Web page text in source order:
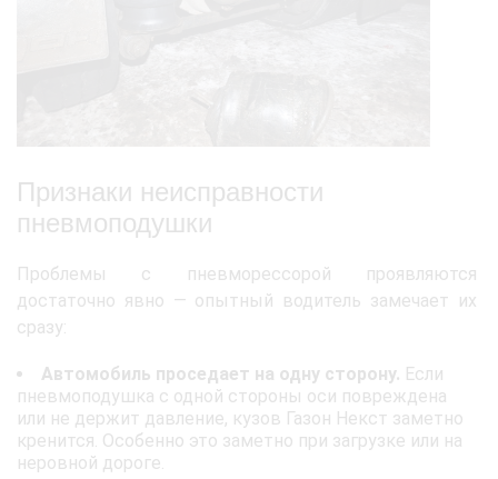
Признаки неисправности
пневмоподушки
Проблемы с пневморессорой проявляются
достаточно явно — опытный водитель замечает их
сразу:
Автомобиль проседает на одну сторону. Если
пневмоподушка с одной стороны оси повреждена
или не держит давление, кузов Газон Некст заметно
кренится. Особенно это заметно при загрузке или на
неровной дороге.